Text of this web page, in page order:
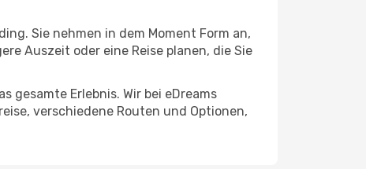
Sie nehmen in dem Moment Form an,
Auszeit oder eine Reise planen, die Sie
gesamte Erlebnis. Wir bei eDreams
verschiedene Routen und Optionen,